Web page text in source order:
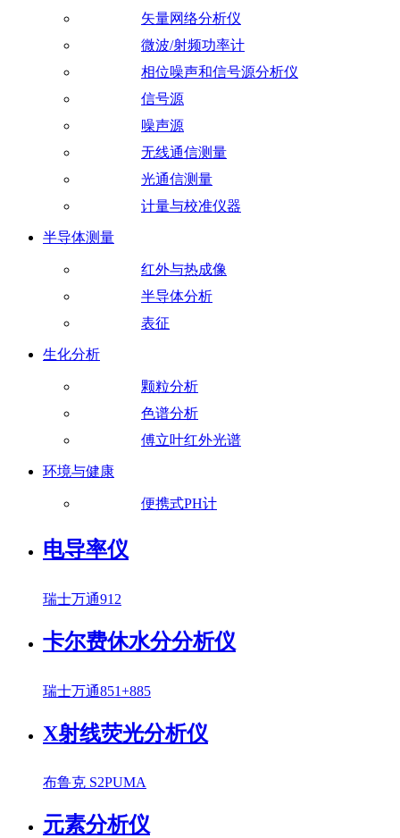
矢量网络分析仪
微波/射频功率计
相位噪声和信号源分析仪
信号源
噪声源
无线通信测量
光通信测量
计量与校准仪器
半导体测量
红外与热成像
半导体分析
表征
生化分析
颗粒分析
色谱分析
傅立叶红外光谱
环境与健康
便携式PH计
电导率仪
瑞士万通912
卡尔费休水分分析仪
瑞士万通851+885
X射线荧光分析仪
布鲁克 S2PUMA
元素分析仪